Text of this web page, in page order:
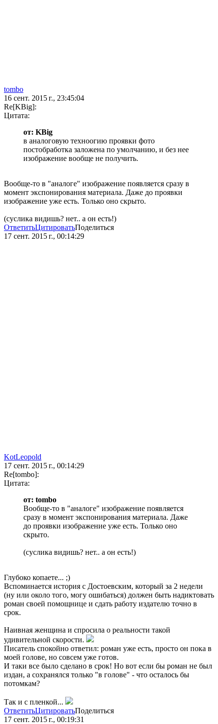
tombo
16 сент. 2015 г., 23:45:04
Re[KBig]:
Цитата:
от: KBig
в аналоговую техноогию проявки фото
постобработка заложена по умолчанию, и без нее
изображение вообще не получить.
Вообще-то в "аналоге" изображение появляется сразу в
момент экспонирования материала. Даже до проявки
изображение уже есть. Только оно скрыто.
(суслика видишь? нет.. а он есть!)
ОтветитьЦитироватьПоделиться
17 сент. 2015 г., 00:14:29
KotLeopold
17 сент. 2015 г., 00:14:29
Re[tombo]:
Цитата:
от: tombo
Вообще-то в "аналоге" изображение появляется
сразу в момент экспонирования материала. Даже
до проявки изображение уже есть. Только оно
скрыто.
(суслика видишь? нет.. а он есть!)
Глубоко копаете... ;)
Вспоминается история с Достоевским, который за 2 недели
(ну или около того, могу ошибаться) должен быть надиктовать
роман своей помощнице и сдать работу издателю точно в
срок.
Наивная женщина и спросила о реальности такой
удивительной скорости.
Писатель спокойно ответил: роман уже есть, просто он пока в
моей голове, но совсем уже готов.
И таки все было сделано в срок! Но вот если бы роман не был
издан, а сохранялся только "в голове" - что осталось бы
потомкам?
Так и с пленкой...
ОтветитьЦитироватьПоделиться
17 сент. 2015 г., 00:19:31